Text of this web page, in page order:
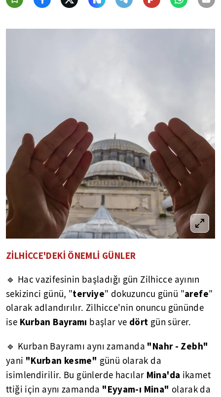
ZİLHİCCE'DEKİ ÖNEMLİ GÜNLER
🔹 Hac vazifesinin başladığı gün Zilhicce ayının
sekizinci günü, "terviye" dokuzuncu günü "arefe"
olarak adlandırılır. Zilhicce'nin onuncu gününde
ise Kurban Bayramı başlar ve dört gün sürer.
🔹 Kurban Bayramı aynı zamanda "Nahr - Zebh"
yani "Kurban kesme" günü olarak da
isimlendirilir. Bu günlerde hacılar Mina'da ikamet
ttiği için aynı zamanda "Eyyam-ı Mina" olarak da